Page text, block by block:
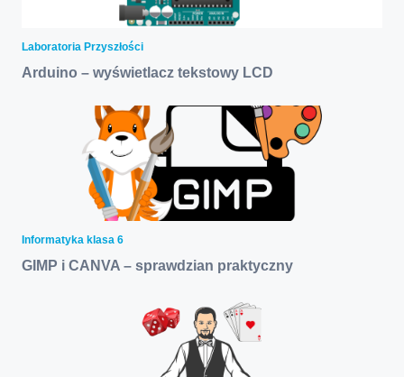
Laboratoria Przyszłości
Arduino – wyświetlacz tekstowy LCD
Informatyka klasa 6
GIMP i CANVA – sprawdzian praktyczny